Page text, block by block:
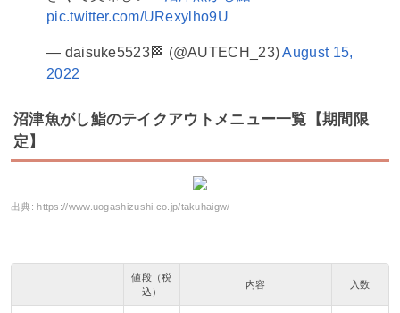
pic.twitter.com/URexylho9U
— daisuke5523🏁 (@AUTECH_23)August 15,
2022
沼津魚がし鮨のテイクアウトメニュー一覧【期間限
定】
出典: https://www.uogashizushi.co.jp/takuhaigw/
値段（税
込）
内容 入数